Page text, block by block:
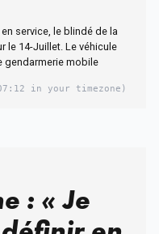
service, le blindé de la
le 14-Juillet. Le véhicule
gendarmerie mobile
in your timezone)
: « Je